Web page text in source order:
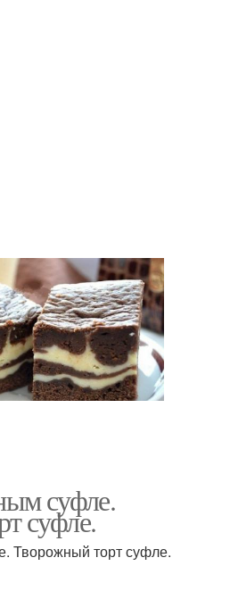
суфле.
суфле.
Творожный торт суфле.